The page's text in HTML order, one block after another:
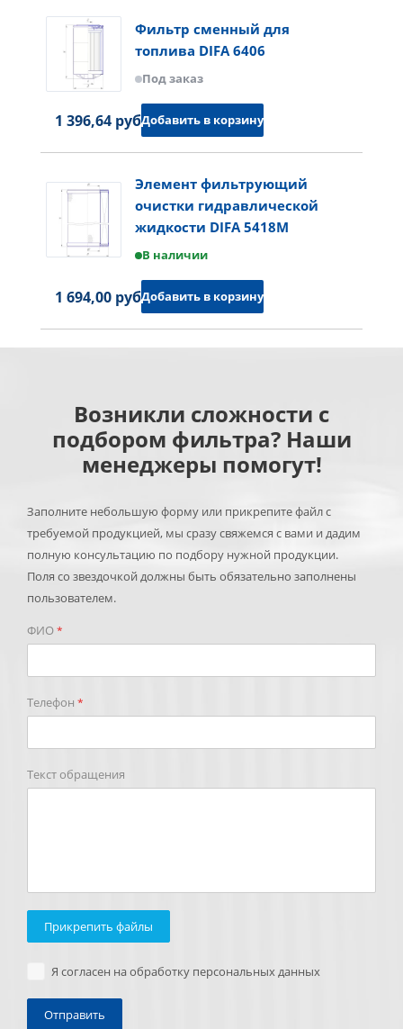
Фильтр сменный для
топлива DIFA 6406
Под заказ
1 396,64 руб.Добавить в корзину
Элемент фильтрующий
очистки гидравлической
жидкости DIFA 5418M
В наличии
1 694,00 руб.Добавить в корзину
Возникли сложности с
подбором фильтра? Наши
менеджеры помогут!
Заполните небольшую форму или прикрепите файл с
требуемой продукцией, мы сразу свяжемся с вами и дадим
полную консультацию по подбору нужной продукции.
Поля со звездочкой должны быть обязательно заполнены
пользователем.
ФИО*
Телефон *
Текст обращения
Прикрепить файлы
Я согласен на обработку персональных данных